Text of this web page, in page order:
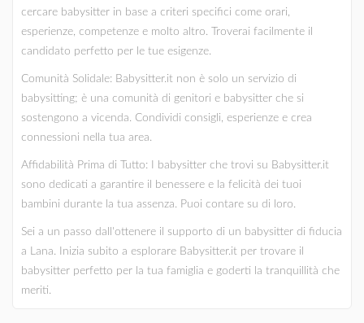
cercare babysitter in base a criteri specifici come orari,
esperienze, competenze e molto altro. Troverai facilmente il
candidato perfetto per le tue esigenze.
Comunità Solidale: Babysitter.it non è solo un servizio di
babysitting; è una comunità di genitori e babysitter che si
sostengono a vicenda. Condividi consigli, esperienze e crea
connessioni nella tua area.
Affidabilità Prima di Tutto: I babysitter che trovi su Babysitter.it
sono dedicati a garantire il benessere e la felicità dei tuoi
bambini durante la tua assenza. Puoi contare su di loro.
Sei a un passo dall'ottenere il supporto di un babysitter di fiducia
a Lana. Inizia subito a esplorare Babysitter.it per trovare il
babysitter perfetto per la tua famiglia e goderti la tranquillità che
meriti.